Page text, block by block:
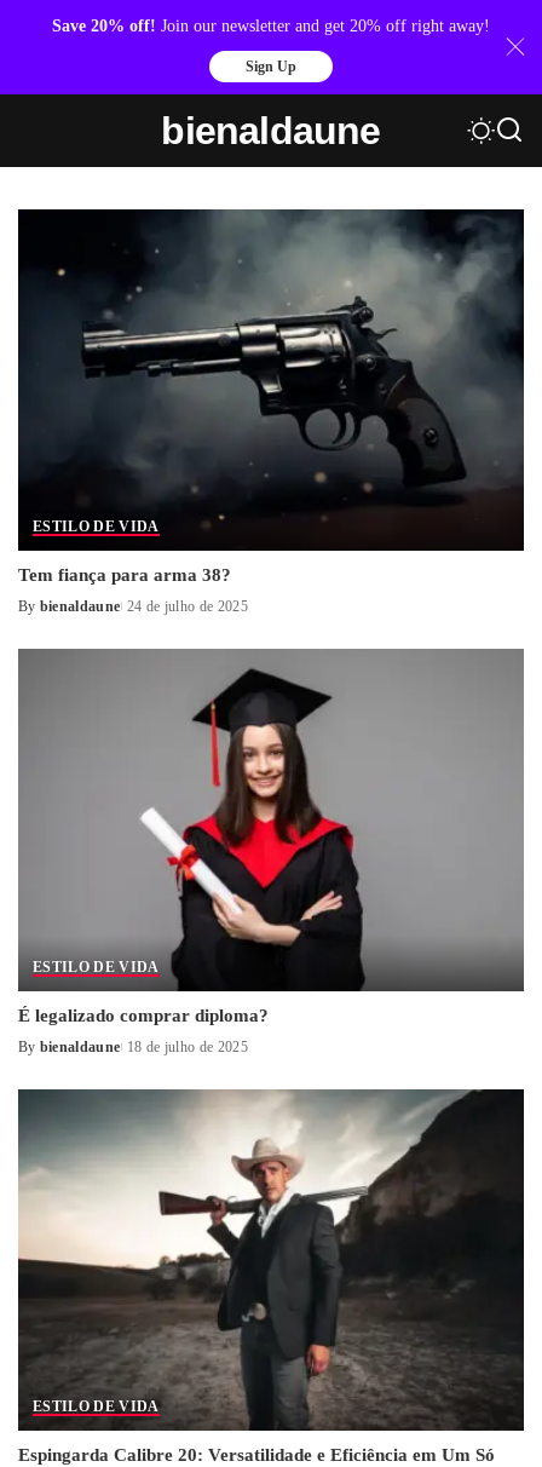
Save 20% off! Join our newsletter and get 20% off right away!
Sign Up
bienaldaune
ESTILO DE VIDA
Tem fiança para arma 38?
Posted
By bienaldaune 24 de julho de 2025
ESTILO DE VIDA
É legalizado comprar diploma?
Posted
By bienaldaune 18 de julho de 2025
ESTILO DE VIDA
Espingarda Calibre 20: Versatilidade e Eficiência em Um Só